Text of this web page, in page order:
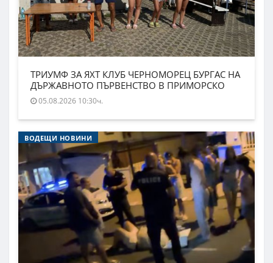
ТРИУМФ ЗА ЯХТ КЛУБ ЧЕРНОМОРЕЦ БУРГАС НА
ДЪРЖАВНОТО ПЪРВЕНСТВО В ПРИМОРСКО
05.08.2026 10:30ч.
ВОДЕЩИ НОВИНИ